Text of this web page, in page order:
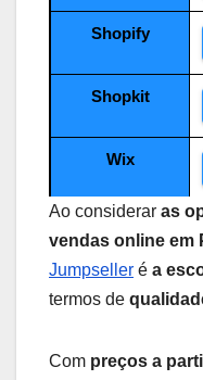
Shopify
Shopkit
Wix
Jumpseller
Shopkit
Ao considerar as
vendas online em
Jumpseller é a
termos de
Com preços a